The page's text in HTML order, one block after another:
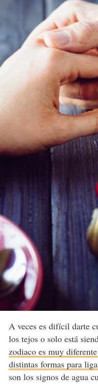
A veces es difícil darte
los tejos o solo está
zodiaco es muy
distintas formas para
son los signos de agua